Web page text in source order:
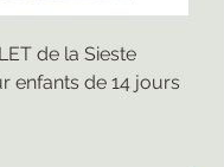
de la Sieste
enfants de 14 jours